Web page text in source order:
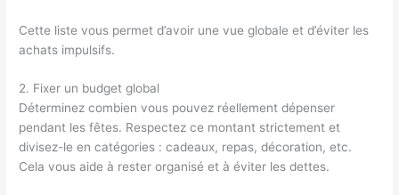
Cette liste vous permet d’avoir une vue globale et d’éviter les
achats impulsifs.
2. Fixer un budget global
Déterminez combien vous pouvez réellement dépenser
pendant les fêtes. Respectez ce montant strictement et
divisez-le en catégories : cadeaux, repas, décoration, etc.
Cela vous aide à rester organisé et à éviter les dettes.